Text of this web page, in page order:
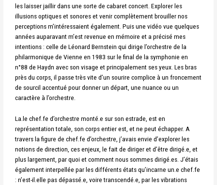
les laisser jaillir dans une sorte de cabaret concert. Explorer les
illusions optiques et sonores et venir complètement brouiller nos
perceptions m’intéressaient également. Puis une vidéo vue quelques
années auparavant m’est revenue en mémoire et a précisé mes
intentions : celle de Léonard Bernstein qui dirige l’orchestre de la
philarmonique de Vienne en 1983 sur le final de la symphonie en
n°88 de Haydn avec son visage et principalement ses yeux. Les bras
près du corps, il passe très vite d’un sourire complice à un froncement
de sourcil accentué pour donner un départ, une nuance ou un
caractère à l’orchestre.
La.le chef.fe d’orchestre monté.e sur son estrade, est en
représentation totale, son corps entier est, et ne peut échapper. A
travers la figure de chef.fe d’orchestre, j’avais envie d’explorer les
notions de direction, ces enjeux, le fait de diriger et d’être dirigé.e, et
plus largement, par quoi et comment nous sommes dirigé.es. J’étais
également interpellée par les différents états qu’incarne un.e chef.fe
: n’est-il.elle pas dépassé.e, voire transcendé.e, par les vibrations